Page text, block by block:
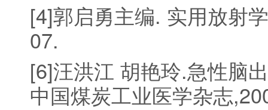
[4]郭启勇主编. 实用放射
07.
[6]汪洪江 胡艳玲.急性脑
中国煤炭工业医学杂志